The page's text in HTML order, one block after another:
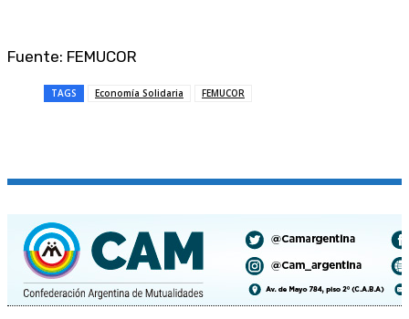
Fuente: FEMUCOR
TAGS Economía Solidaria FEMUCOR